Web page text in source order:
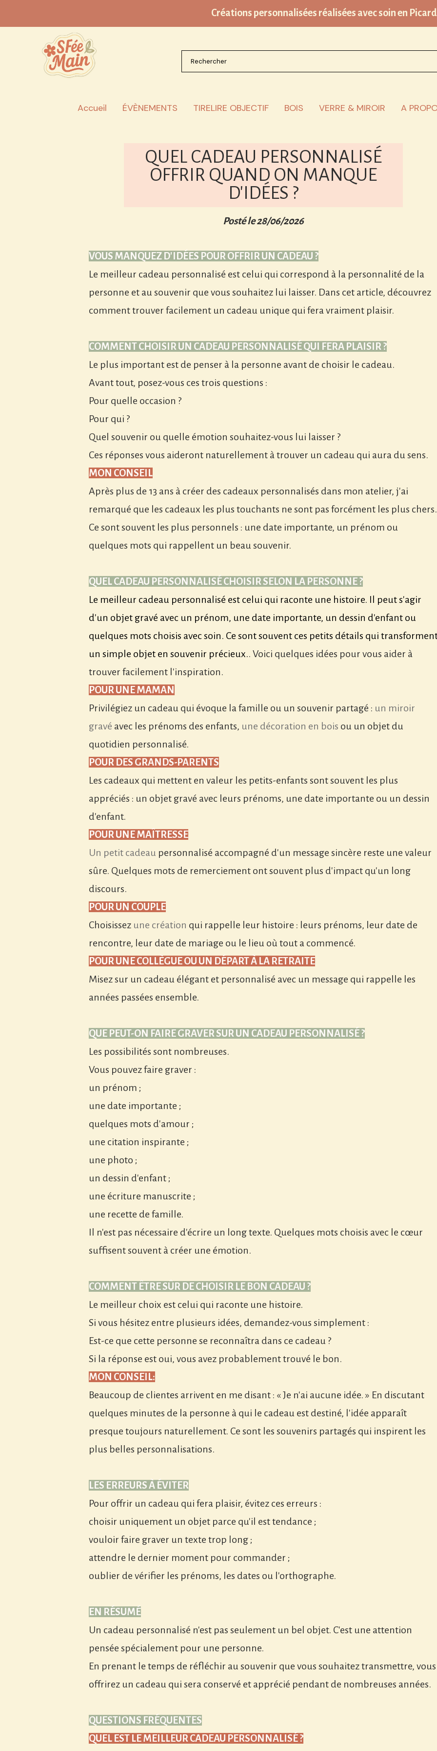
Créations personnalisées réalisées avec soin en
Rechercher sur le site
Accueil ÉVÈNEMENTS TIRELIRE OBJECTIF BOIS VERRE & MIROIR A
QUEL CADEAU PERSONNALISÉ
OFFRIR QUAND ON MANQUE
D'IDÉES ?
Posté le 28/06/2026
VOUS MANQUEZ D'IDÉES POUR OFFRIR UN CADEAU ?
Le meilleur cadeau personnalisé est celui qui correspond à la personnalité de la
personne et au souvenir que vous souhaitez lui laisser. Dans cet article, découvrez
comment trouver facilement un cadeau unique qui fera vraiment plaisir.
COMMENT CHOISIR UN CADEAU PERSONNALISÉ QUI FERA PLAISIR ?
Le plus important est de penser à la personne avant de choisir le cadeau.
Avant tout, posez-vous ces trois questions :
Pour quelle occasion ?
Pour qui ?
Quel souvenir ou quelle émotion souhaitez-vous lui laisser ?
Ces réponses vous aideront naturellement à trouver un cadeau qui aura du sens.
MON CONSEIL
Après plus de 13 ans à créer des cadeaux personnalisés dans mon atelier, j'ai
remarqué que les cadeaux les plus touchants ne sont pas forcément les plus chers.
Ce sont souvent les plus personnels : une date importante, un prénom ou
quelques mots qui rappellent un beau souvenir.
QUEL CADEAU PERSONNALISÉ CHOISIR SELON LA PERSONNE ?
Le meilleur cadeau personnalisé est celui qui raconte une histoire. Il peut s'agir
d'un objet gravé avec un prénom, une date importante, un dessin d'enfant ou
quelques mots choisis avec soin. Ce sont souvent ces petits détails qui
un simple objet en souvenir précieux.. Voici quelques idées pour vous aider à
trouver facilement l'inspiration.
POUR UNE MAMAN
Privilégiez un cadeau qui évoque la famille ou un souvenir partagé : un miroir
gravé avec les prénoms des enfants, une décoration en bois ou un objet du
quotidien personnalisé.
POUR DES GRANDS-PARENTS
Les cadeaux qui mettent en valeur les petits-enfants sont souvent les plus
appréciés : un objet gravé avec leurs prénoms, une date importante ou un dessin
d'enfant.
POUR UNE MAÎTRESSE
Un petit cadeau personnalisé accompagné d'un message sincère reste une valeur
sûre. Quelques mots de remerciement ont souvent plus d'impact qu'un long
discours.
POUR UN COUPLE
Choisissez une création qui rappelle leur histoire : leurs prénoms, leur date de
rencontre, leur date de mariage ou le lieu où tout a commencé.
POUR UNE COLLÈGUE OU UN DÉPART À LA RETRAITE
Misez sur un cadeau élégant et personnalisé avec un message qui rappelle les
années passées ensemble.
QUE PEUT-ON FAIRE GRAVER SUR UN CADEAU PERSONNALISÉ ?
Les possibilités sont nombreuses.
Vous pouvez faire graver :
un prénom ;
une date importante ;
quelques mots d'amour ;
une citation inspirante ;
une photo ;
un dessin d'enfant ;
une écriture manuscrite ;
une recette de famille.
Il n'est pas nécessaire d'écrire un long texte. Quelques mots choisis avec le cœur
suffisent souvent à créer une émotion.
COMMENT ÊTRE SÛR DE CHOISIR LE BON CADEAU ?
Le meilleur choix est celui qui raconte une histoire.
Si vous hésitez entre plusieurs idées, demandez-vous simplement :
Est-ce que cette personne se reconnaîtra dans ce cadeau ?
Si la réponse est oui, vous avez probablement trouvé le bon.
MON CONSEIL:
Beaucoup de clientes arrivent en me disant : « Je n'ai aucune idée. » En discutant
quelques minutes de la personne à qui le cadeau est destiné, l'idée apparaît
presque toujours naturellement. Ce sont les souvenirs partagés qui inspirent les
plus belles personnalisations.
LES ERREURS À ÉVITER
Pour offrir un cadeau qui fera plaisir, évitez ces erreurs :
choisir uniquement un objet parce qu'il est tendance ;
vouloir faire graver un texte trop long ;
attendre le dernier moment pour commander ;
oublier de vérifier les prénoms, les dates ou l'orthographe.
EN RÉSUMÉ
Un cadeau personnalisé n'est pas seulement un bel objet. C'est une attention
pensée spécialement pour une personne.
En prenant le temps de réfléchir au souvenir que vous souhaitez transmettre, vous
offrirez un cadeau qui sera conservé et apprécié pendant de nombreuses années.
QUESTIONS FRÉQUENTES
QUEL EST LE MEILLEUR CADEAU PERSONNALISÉ ?